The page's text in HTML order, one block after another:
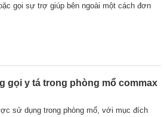
gọi sự trợ giúp bên ngoài một cách đơn
gọi y tá trong phòng mổ commax
sử dụng trong phòng mổ, với mục đích